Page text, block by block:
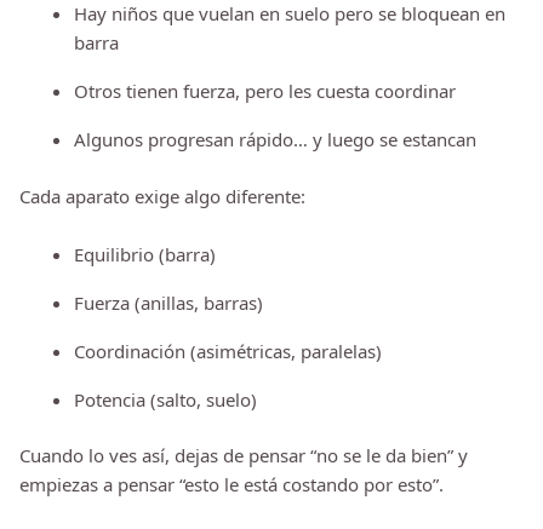
Hay niños que vuelan en suelo pero se bloquean en
barra
Otros tienen fuerza, pero les cuesta coordinar
Algunos progresan rápido… y luego se estancan
Cada aparato exige algo diferente:
Equilibrio (barra)
Fuerza (anillas, barras)
Coordinación (asimétricas, paralelas)
Potencia (salto, suelo)
Cuando lo ves así, dejas de pensar “no se le da bien” y
empiezas a pensar “esto le está costando por esto”.